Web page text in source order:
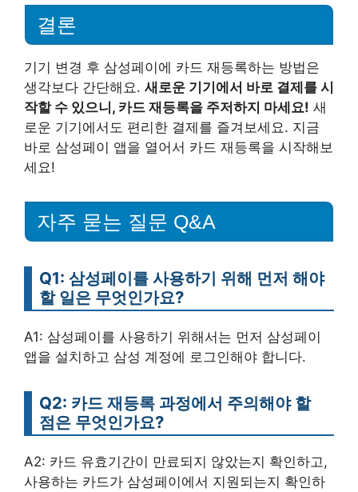
결론
기기 변경 후 삼성페이에 카드 재등록하는 방법은
생각보다 간단해요. 새로운 기기에서 바로 결제를 시
작할 수 있으니, 카드 재등록을 주저하지 마세요! 새
로운 기기에서도 편리한 결제를 즐겨보세요. 지금
바로 삼성페이 앱을 열어서 카드 재등록을 시작해보
세요!
자주 묻는 질문 Q&A
Q1: 삼성페이를 사용하기 위해 먼저 해야
할 일은 무엇인가요?
A1: 삼성페이를 사용하기 위해서는 먼저 삼성페이
앱을 설치하고 삼성 계정에 로그인해야 합니다.
Q2: 카드 재등록 과정에서 주의해야 할
점은 무엇인가요?
A2: 카드 유효기간이 만료되지 않았는지 확인하고,
사용하는 카드가 삼성페이에서 지원되는지 확인하